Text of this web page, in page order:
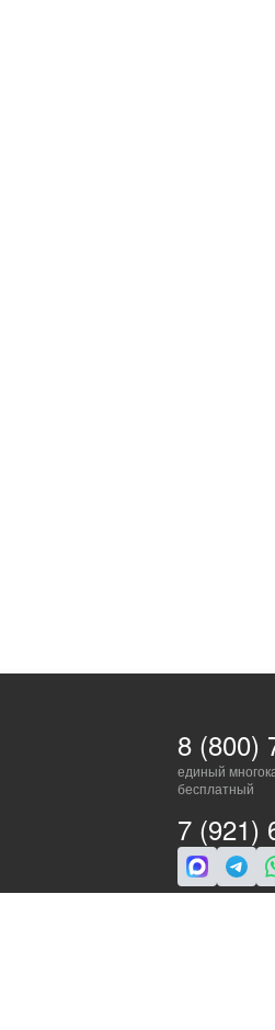
8 (800)
единый
бесплатный
7 (921)